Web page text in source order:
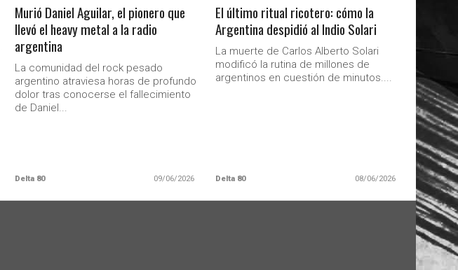
Murió Daniel Aguilar, el pionero que
llevó el heavy metal a la radio
argentina
La comunidad del rock pesado
argentino atraviesa horas de profundo
dolor tras conocerse el fallecimiento
de Daniel...
Delta 80 09/06/2026
El último ritual ricotero: cómo la
Argentina despidió al Indio Solari
La muerte de Carlos Alberto Solari
modificó la rutina de millones de
argentinos en cuestión de minutos....
Delta 80 08/06/2026